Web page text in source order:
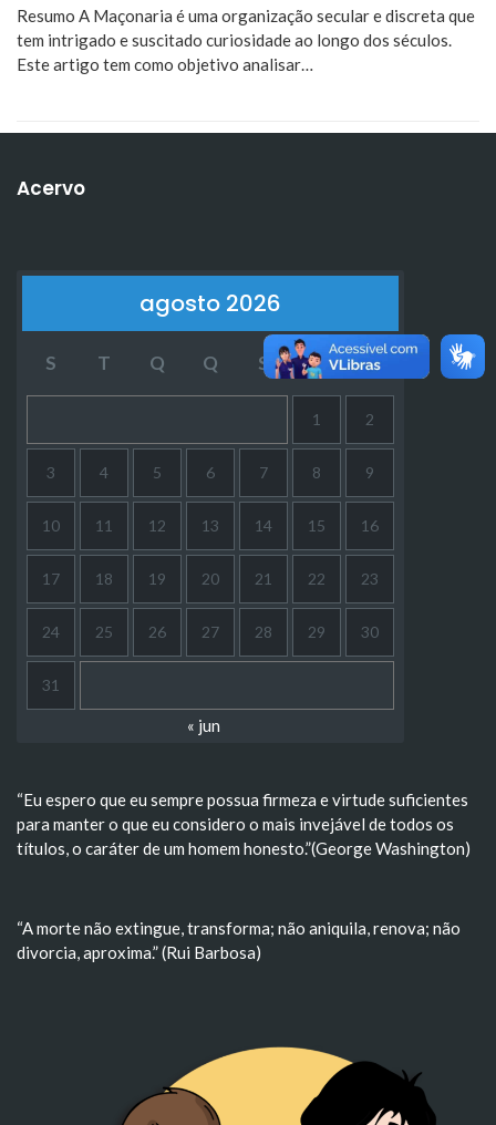
Resumo A Maçonaria é uma organização secular e discreta que
tem intrigado e suscitado curiosidade ao longo dos séculos.
Este artigo tem como objetivo analisar…
Acervo
agosto 2026
S T Q Q S S D
1 2
3 4 5 6 7 8 9
10 11 12 13 14 15 16
17 18 19 20 21 22 23
24 25 26 27 28 29 30
31
« jun
“Eu espero que eu sempre possua firmeza e virtude suficientes
para manter o que eu considero o mais invejável de todos os
títulos, o caráter de um homem honesto.”(George Washington)
“A morte não extingue, transforma; não aniquila, renova; não
divorcia, aproxima.” (Rui Barbosa)